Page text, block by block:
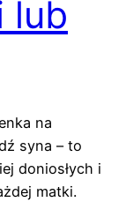
lub
na
syna – to
doniosłych i
matki.